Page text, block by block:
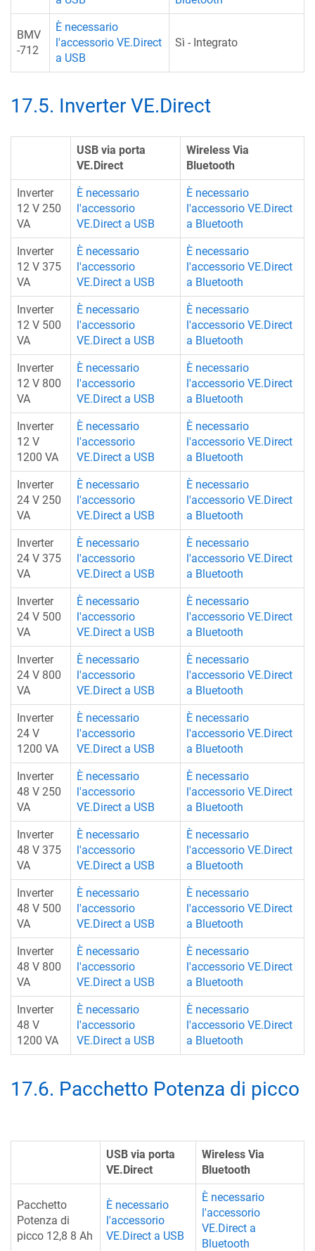
BMV
-712
È necessario
l'accessorio VE.Direct
a USB
Sì - Integrato
17.5. Inverter VE.Direct
USB via porta
VE.Direct
Wireless Via
Bluetooth
Inverter
12 V 250
VA
È necessario
l'accessorio
VE.Direct a USB
È necessario
l'accessorio VE.Direct
a Bluetooth
Inverter
12 V 375
VA
È necessario
l'accessorio
VE.Direct a USB
È necessario
l'accessorio VE.Direct
a Bluetooth
Inverter
12 V 500
VA
È necessario
l'accessorio
VE.Direct a USB
È necessario
l'accessorio VE.Direct
a Bluetooth
Inverter
12 V 800
VA
È necessario
l'accessorio
VE.Direct a USB
È necessario
l'accessorio VE.Direct
a Bluetooth
Inverter
12 V
1200 VA
È necessario
l'accessorio
VE.Direct a USB
È necessario
l'accessorio VE.Direct
a Bluetooth
Inverter
24 V 250
VA
È necessario
l'accessorio
VE.Direct a USB
È necessario
l'accessorio VE.Direct
a Bluetooth
Inverter
24 V 375
VA
È necessario
l'accessorio
VE.Direct a USB
È necessario
l'accessorio VE.Direct
a Bluetooth
Inverter
24 V 500
VA
È necessario
l'accessorio
VE.Direct a USB
È necessario
l'accessorio VE.Direct
a Bluetooth
Inverter
24 V 800
VA
È necessario
l'accessorio
VE.Direct a USB
È necessario
l'accessorio VE.Direct
a Bluetooth
Inverter
24 V
1200 VA
È necessario
l'accessorio
VE.Direct a USB
È necessario
l'accessorio VE.Direct
a Bluetooth
Inverter
48 V 250
VA
È necessario
l'accessorio
VE.Direct a USB
È necessario
l'accessorio VE.Direct
a Bluetooth
Inverter
48 V 375
VA
È necessario
l'accessorio
VE.Direct a USB
È necessario
l'accessorio VE.Direct
a Bluetooth
Inverter
48 V 500
VA
È necessario
l'accessorio
VE.Direct a USB
È necessario
l'accessorio VE.Direct
a Bluetooth
Inverter
48 V 800
VA
È necessario
l'accessorio
VE.Direct a USB
È necessario
l'accessorio VE.Direct
a Bluetooth
Inverter
48 V
1200 VA
È necessario
l'accessorio
VE.Direct a USB
È necessario
l'accessorio VE.Direct
a Bluetooth
17.6. Pacchetto Potenza di picco
USB via porta
VE.Direct
Wireless Via
Bluetooth
Pacchetto
Potenza di
picco 12,8 8 Ah
È necessario
l'accessorio
VE.Direct a USB
È necessario
l'accessorio
VE.Direct a
Bluetooth